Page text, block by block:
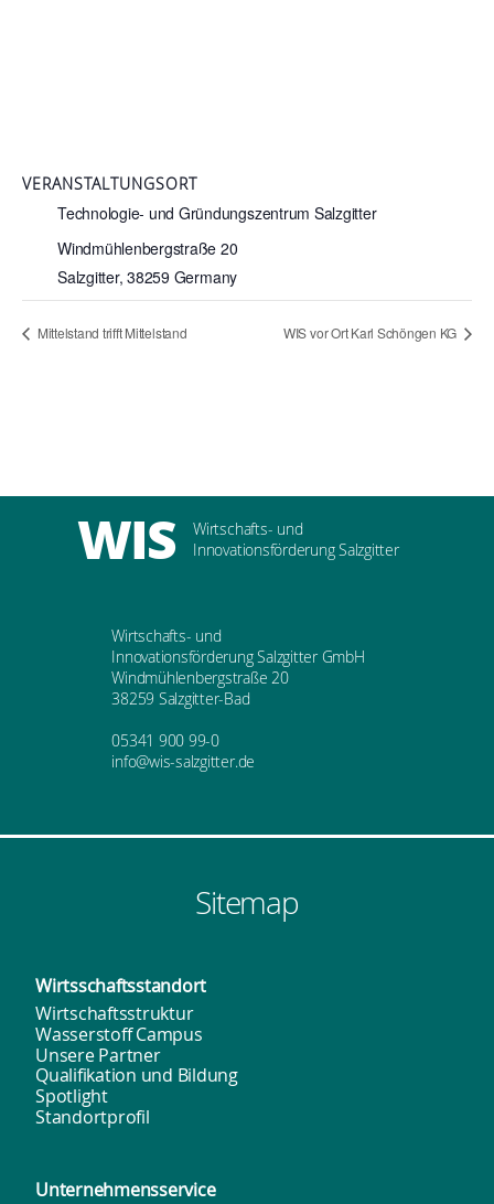
VERANSTALTUNGSORT
Technologie- und Gründungszentrum Salzgitter
Windmühlenbergstraße 20
Salzgitter, 38259 Germany
Mittelstand trifft Mittelstand WIS vor Ort Karl Schöngen KG
WIS
Wirtschafts- und
Innovationsförderung Salzgitter
Wirtschafts- und
Innovationsförderung Salzgitter GmbH
Windmühlenbergstraße 20
38259 Salzgitter-Bad
05341 900 99-0
info@wis-salzgitter.de
Sitemap
Wirtsschafts­standort
Wirtschaftsstruktur
Wasserstoff Campus
Unsere Partner
Qualifikation und Bildung
Spotlight
Standortprofil
Unternehmens­service